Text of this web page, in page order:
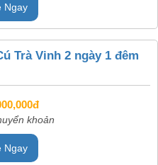
Ngay
Trà Vinh 2 ngày 1 đêm
khoản
Ngay